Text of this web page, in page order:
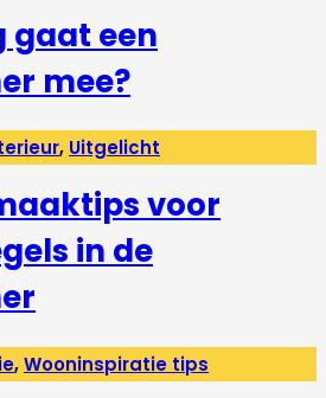
gaat een
mee?
, Uitgelicht
voor
in de
,Wooninspiratie tips